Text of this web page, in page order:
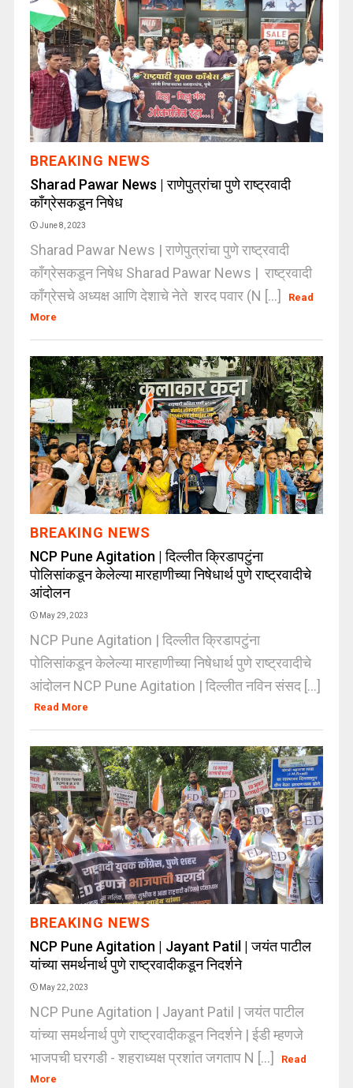
BREAKING NEWS
Sharad Pawar News | राणेपुत्रांचा पुणे राष्ट्रवादी
काँग्रेसकडून निषेध
June 8, 2023
Sharad Pawar News | राणेपुत्रांचा पुणे राष्ट्रवादी
काँग्रेसकडून निषेध Sharad Pawar News | राष्ट्रवादी
काँग्रेसचे अध्यक्ष आणि देशाचे नेते शरद पवार (N [...]
Read
More
BREAKING NEWS
NCP Pune Agitation | दिल्लीत क्रिडापटुंना
पोलिसांकडून केलेल्या मारहाणीच्या निषेधार्थ पुणे राष्ट्रवादीचे
आंदोलन
May 29, 2023
NCP Pune Agitation | दिल्लीत क्रिडापटुंना
पोलिसांकडून केलेल्या मारहाणीच्या निषेधार्थ पुणे राष्ट्रवादीचे
आंदोलन NCP Pune Agitation | दिल्लीत नविन संसद [...]
Read More
BREAKING NEWS
NCP Pune Agitation | Jayant Patil | जयंत पाटील
यांच्या समर्थनार्थ पुणे राष्ट्रवादीकडून निदर्शने
May 22, 2023
NCP Pune Agitation | Jayant Patil | जयंत पाटील
यांच्या समर्थनार्थ पुणे राष्ट्रवादीकडून निदर्शने | ईडी म्हणजे
भाजपची घरगडी - शहराध्यक्ष प्रशांत जगताप N [...]
Read
More